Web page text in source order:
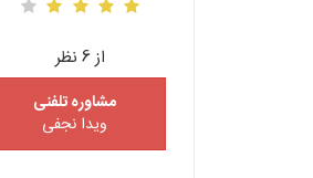
از 6 نظر
مشاوره تلفنی
ویدا نجفی